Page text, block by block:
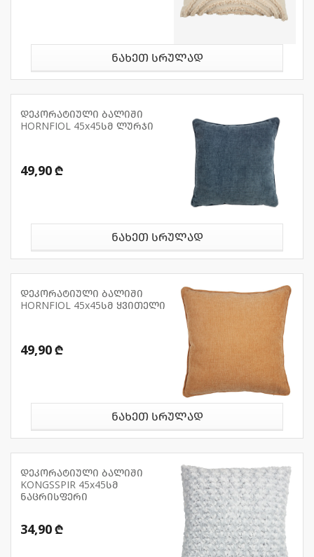
ნახეთ სრულად
დეკორატიული ბალიში
HORNFIOL 45x45სმ ლურჯი
49,90 ₾
ნახეთ სრულად
დეკორატიული ბალიში
HORNFIOL 45x45სმ ყვითელი
49,90 ₾
ნახეთ სრულად
დეკორატიული ბალიში
KONGSSPIR 45x45სმ
ნაცრისფერი
34,90 ₾